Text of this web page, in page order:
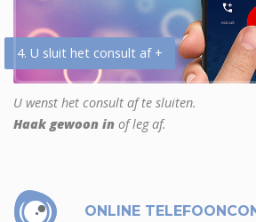
4. U sluit het consult af +
U wenst het consult af te sluiten.
Haak gewoon in of leg af.
ONLINE